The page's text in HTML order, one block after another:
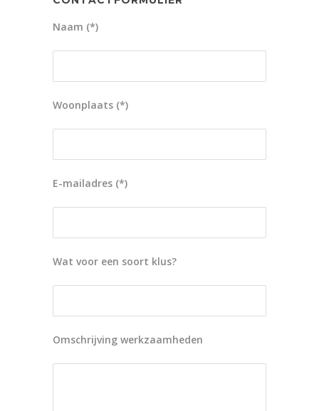
Naam (*)
Woonplaats (*)
E-mailadres (*)
Wat voor een soort klus?
Omschrijving werkzaamheden